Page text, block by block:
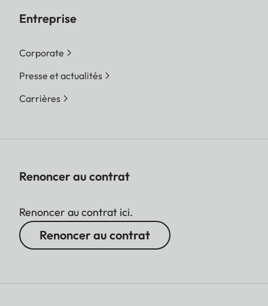
Entreprise
Corporate
Presse et actualités
Carrières
Renoncer au contrat
Renoncer au contrat ici.
Renoncer au contrat